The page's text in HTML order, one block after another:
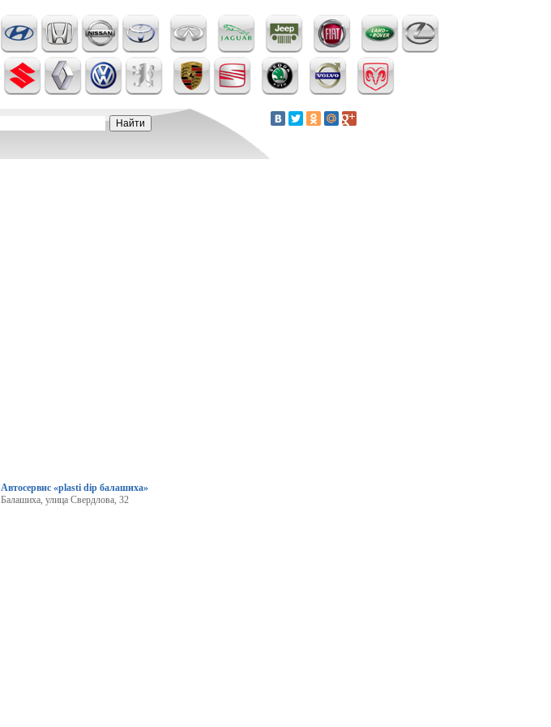
Автосервис «plasti dip балашиха»
Балашиха, улица Свердлова, 32